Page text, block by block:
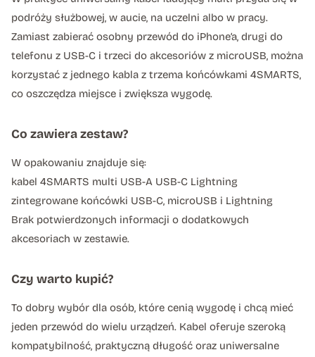
podróży służbowej, w aucie, na uczelni albo w pracy.
Zamiast zabierać osobny przewód do iPhone’a, drugi do
telefonu z USB-C i trzeci do akcesoriów z microUSB, można
korzystać z jednego kabla z trzema końcówkami 4SMARTS,
co oszczędza miejsce i zwiększa wygodę.
Co zawiera zestaw?
W opakowaniu znajduje się:
kabel 4SMARTS multi USB-A USB-C Lightning
zintegrowane końcówki USB-C, microUSB i Lightning
Brak potwierdzonych informacji o dodatkowych
akcesoriach w zestawie.
Czy warto kupić?
To dobry wybór dla osób, które cenią wygodę i chcą mieć
jeden przewód do wielu urządzeń. Kabel oferuje szeroką
kompatybilność, praktyczną długość oraz uniwersalne